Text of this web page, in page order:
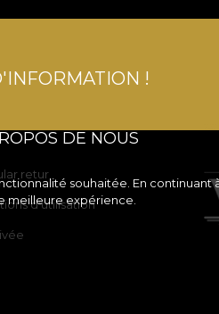
souhaitée. En
meilleure expérience.
!
DE NOUS
retur
d'utilisation